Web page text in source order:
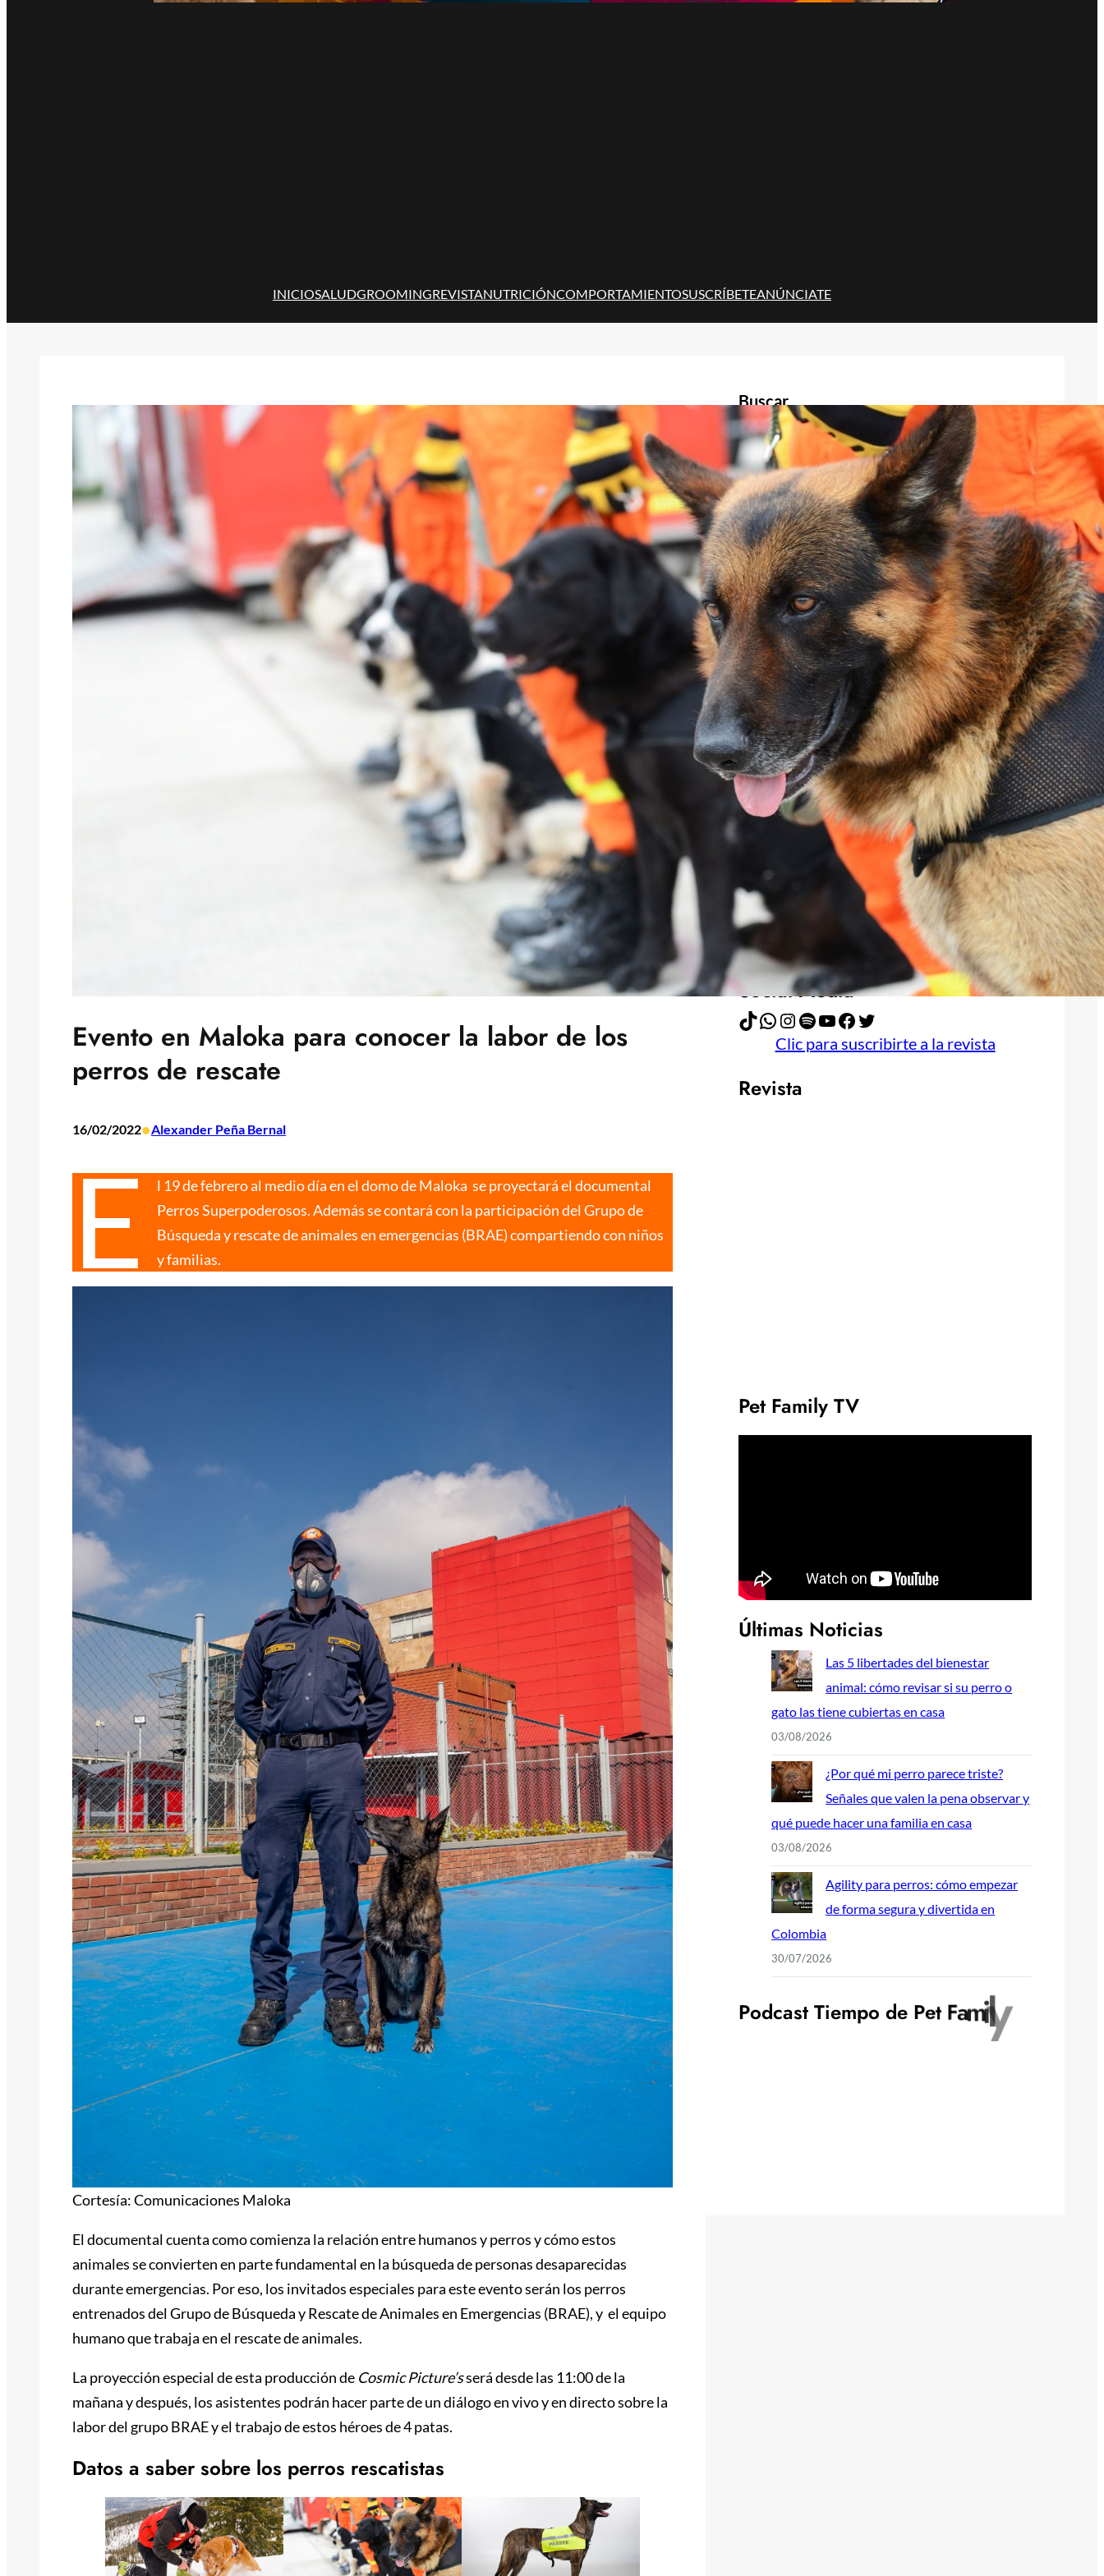
INICIOSALUDGROOMINGREVISTANUTRICIÓNCOMPORTAMIENTOSUSCRÍBETEANÚNCIATE
Evento en Maloka para conocer la labor de los
perros de rescate
16/02/2022•Alexander Peña Bernal
E
l 19 de febrero al medio día en el domo de Maloka se proyectará el documental
Perros Superpoderosos. Además se contará con la participación del Grupo de
Búsqueda y rescate de animales en emergencias (BRAE) compartiendo con niños
y familias.
Cortesía: Comunicaciones Maloka
El documental cuenta como comienza la relación entre humanos y perros y cómo estos
animales se convierten en parte fundamental en la búsqueda de personas desaparecidas
durante emergencias. Por eso, los invitados especiales para este evento serán los perros
entrenados del Grupo de Búsqueda y Rescate de Animales en Emergencias (BRAE), y el equipo
humano que trabaja en el rescate de animales.
La proyección especial de esta producción de Cosmic Picture’sserá desde las 11:00 de la
mañana y después, los asistentes podrán hacer parte de un diálogo en vivo y en directo sobre la
labor del grupo BRAE y el trabajo de estos héroes de 4 patas.
Datos a saber sobre los perros rescatistas
Buscar
Buscar
Publicidad
Publicidad
Social Media
TikTok WhatsApp Instagram Spotify YouTube Facebook Twitter
Clic para suscribirte a la revista
Revista
Pet Family TV
Últimas Noticias
Las 5 libertades del bienestar
animal: cómo revisar si su perro o
gato las tiene cubiertas en casa
03/08/2026
¿Por qué mi perro parece triste?
Señales que valen la pena observar y
qué puede hacer una familia en casa
03/08/2026
Agility para perros: cómo empezar
de forma segura y divertida en
Colombia
30/07/2026
Podcast Tiempo de Pet Family